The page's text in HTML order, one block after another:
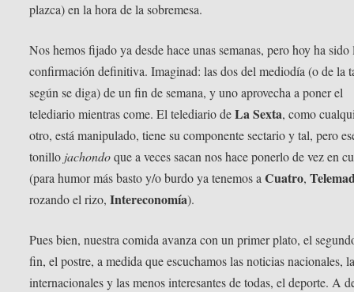
plazca) en la hora de la sobremesa.
Nos hemos fijado ya desde hace unas semanas, pero hoy ha sido
confirmación definitiva. Imaginad: las dos del mediodía (o de la
según se diga) de un fin de semana, y uno aprovecha a poner el
telediario mientras come. El telediario deLa Sexta, como
otro, está manipulado, tiene su componente sectario y tal, pero
tonillo jachondoque a veces sacan nos hace ponerlo de vez en
(para humor más basto y/o burdo ya tenemos aCuatro,
rozando el rizo,Intereconomía).
Pues bien, nuestra comida avanza con un primer plato, el
fin, el postre, a medida que escuchamos las noticias nacionales,
internacionales y las menos interesantes de todas, el deporte. A